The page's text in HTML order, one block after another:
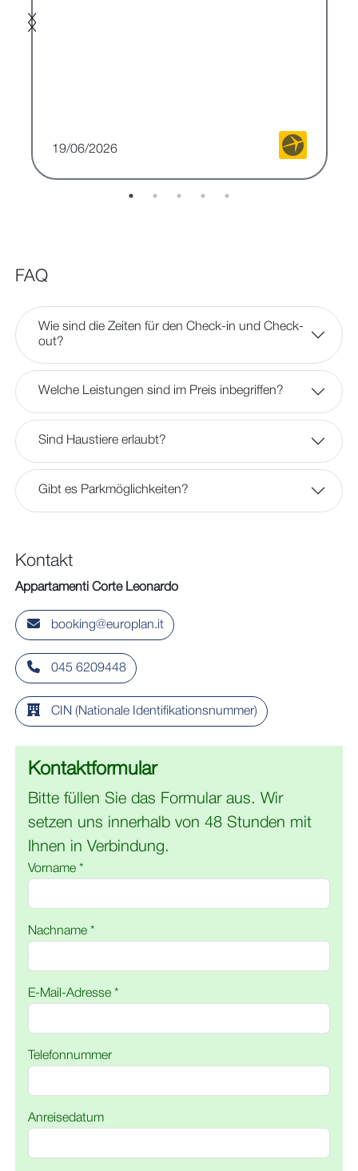
19/06/2026
FAQ
Wie sind die Zeiten für den Check-in und Check-
out?
Welche Leistungen sind im Preis inbegriffen?
Sind Haustiere erlaubt?
Gibt es Parkmöglichkeiten?
Kontakt
Appartamenti Corte Leonardo
booking@europlan.it
045 6209448
CIN (Nationale Identifikationsnummer)
Kontaktformular
Bitte füllen Sie das Formular aus. Wir
setzen uns innerhalb von 48 Stunden mit
Ihnen in Verbindung.
Vorname *
Nachname *
E-Mail-Adresse *
Telefonnummer
Anreisedatum